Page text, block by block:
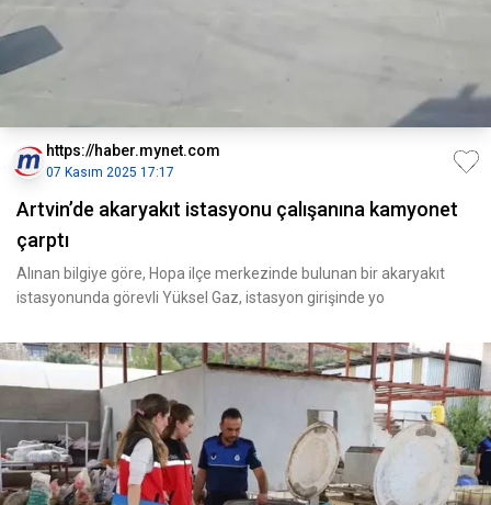
https://haber.mynet.com
07 Kasım 2025 17:17
Artvin’de akaryakıt istasyonu çalışanına kamyonet
çarptı
Alınan bilgiye göre, Hopa ilçe merkezinde bulunan bir akaryakıt
istasyonunda görevli Yüksel Gaz, istasyon girişinde yo